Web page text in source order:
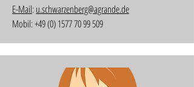
E-Mail:u.schwarzenberg@agrande.de
Mobil:+49 (0) 1577 70 99 509